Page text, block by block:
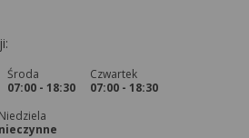
Środa
07:00 - 18:30
Czwartek
07:00 - 18:30
Niedziela
nieczynne